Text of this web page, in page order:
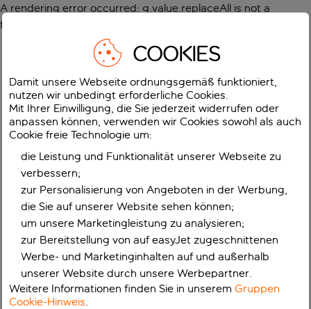
A rendering error occurred: g.value.replaceAll is not a
function
COOKIES
Damit unsere Webseite ordnungsgemäß funktioniert,
nutzen wir unbedingt erforderliche Cookies.
Mit Ihrer Einwilligung, die Sie jederzeit widerrufen oder
anpassen können, verwenden wir Cookies sowohl als auch
Cookie freie Technologie um:
die Leistung und Funktionalität unserer Webseite zu
verbessern;
zur Personalisierung von Angeboten in der Werbung,
die Sie auf unserer Website sehen können;
um unsere Marketingleistung zu analysieren;
zur Bereitstellung von auf easyJet zugeschnittenen
Werbe- und Marketinginhalten auf und außerhalb
unserer Website durch unsere Werbepartner.
Weitere Informationen finden Sie in unseremGruppen
Cookie-Hinweis.